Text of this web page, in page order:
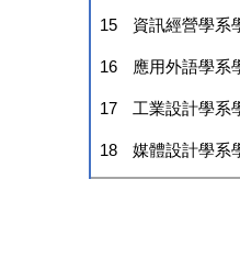
15 資訊經營學系
16 應用外語學系
17 工業設計學系
18 媒體設計學系